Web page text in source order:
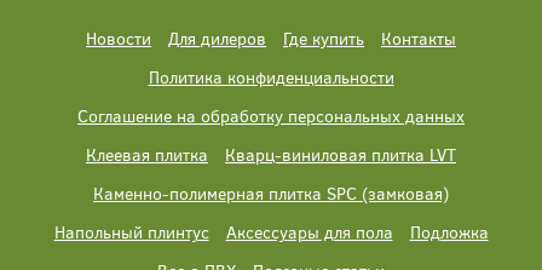
Новости Для дилеров Где купить
Контакты
Политика конфиденциальности
Соглашение на обработку персональных данных
Клеевая плитка
Кварц-виниловая плитка LVT
Каменно-полимерная плитка SPC (замковая)
Напольный плинтус
Аксессуары для пола
Подложка